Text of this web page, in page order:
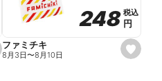
o
r
i
e
s
e
248
248 税込
税込
円
円
ファミチキ
8月3日〜8月10日